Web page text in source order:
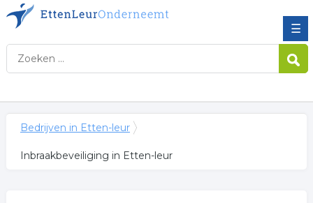
☰
Bedrijven in Etten-leur
Inbraakbeveiliging in Etten-leur